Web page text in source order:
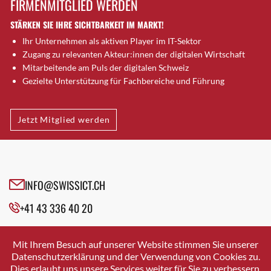
Brugg AG
Brütten
Bubendorf
Bubikon
Buchs (SG)
Bäretswil
Bülach
Cazis
Crissier
Davos Platz
Dierikon
Dietikon
FIRMENMITGLIED WERDEN
STÄRKEN SIE IHRE SICHTBARKEIT IM MARKT!
Ihr Unternehmen als aktiven Player im IT-Sektor
Zugang zu relevanten Akteur:innen der digitalen Wirtschaft
Mitarbeitende am Puls der digitalen Schweiz
Gezielte Unterstützung für Fachbereiche und Führung
Jetzt Mitglied werden
INFO@SWISSICT.CH
+41 43 336 40 20
SWISSICT
VULKANSTRASSE 120
8048 ZURICH
Mit Ihrem Besuch auf unserer Website stimmen Sie unserer
Datenschutzerklärung und der Verwendung von Cookies zu.
Dies erlaubt uns unsere Services weiter für Sie zu verbessern.